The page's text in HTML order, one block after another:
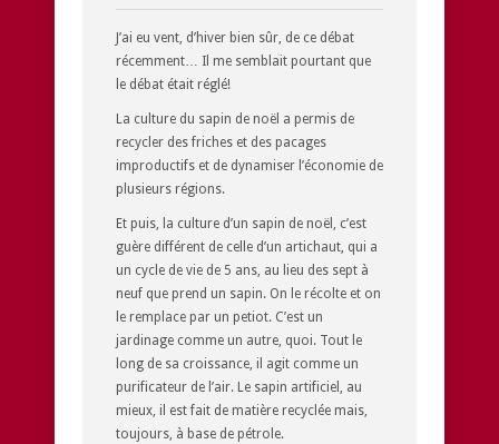
J’ai eu vent, d’hiver bien sûr, de ce débat
récemment… Il me semblait pourtant que
le débat était réglé!
La culture du sapin de noël a permis de
recycler des friches et des pacages
improductifs et de dynamiser l’économie de
plusieurs régions.
Et puis, la culture d’un sapin de noël, c’est
guère différent de celle d’un artichaut, qui a
un cycle de vie de 5 ans, au lieu des sept à
neuf que prend un sapin. On le récolte et on
le remplace par un petiot. C’est un
jardinage comme un autre, quoi. Tout le
long de sa croissance, il agit comme un
purificateur de l’air. Le sapin artificiel, au
mieux, il est fait de matière recyclée mais,
toujours, à base de pétrole.